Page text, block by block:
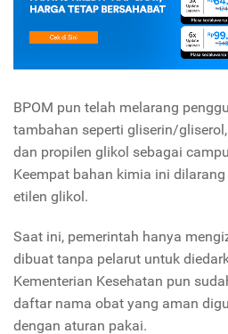
BPOM pun telah melarang
tambahan seperti gliserin/
dan propilen glikol sebagai
Keempat bahan kimia ini
etilen glikol.
Saat ini, pemerintah hanya
dibuat tanpa pelarut untuk
Kementerian Kesehatan pun
daftar nama obat yang aman
dengan aturan pakai.